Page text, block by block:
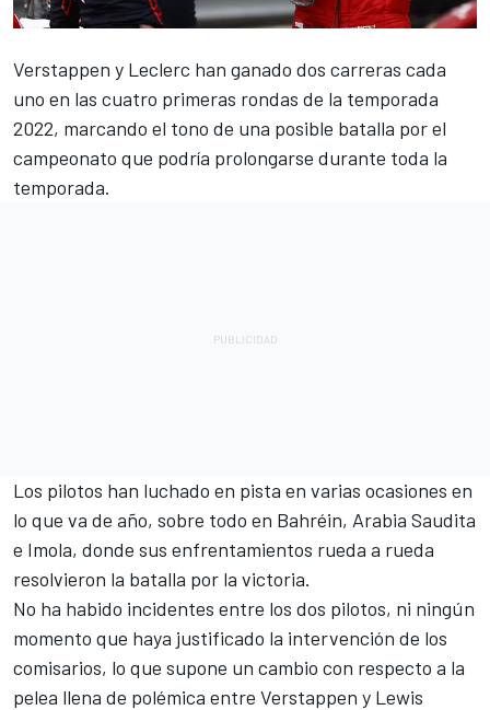
Verstappen y Leclerc han ganado dos carreras cada
uno en las cuatro primeras rondas de la temporada
2022, marcando el tono de una posible batalla por el
campeonato que podría prolongarse durante toda la
temporada.
Los pilotos han luchado en pista en varias ocasiones en
lo que va de año, sobre todo en Bahréin, Arabia Saudita
e Imola, donde sus enfrentamientos rueda a rueda
resolvieron la batalla por la victoria.
No ha habido incidentes entre los dos pilotos, ni ningún
momento que haya justificado la intervención de los
comisarios, lo que supone un cambio con respecto a la
pelea llena de polémica entre Verstappen y Lewis